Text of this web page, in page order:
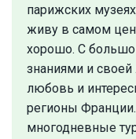
парижских
живу в самом
хорошо. С
знаниями и
любовь и
регионы
многодневные